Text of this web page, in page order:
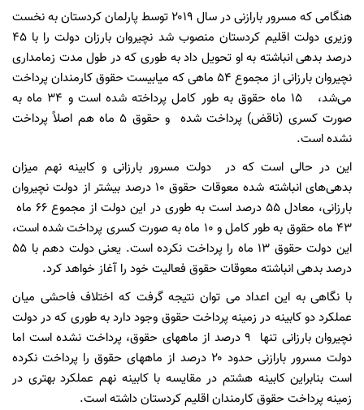
هنگامی که مسرور بارازنی در سال ۲۰۱۹ توسط پارلمان کردستان به نخست
وزیری دولت اقلیم کردستان منصوب شد نچیروان بارزان دولت را با ۴۵
درصد بدهی انباشته به او تحویل داد به طوری که در طول مدت زمامداری
نچیروان بارزانی از مجموع ۵۴ ماهی که میابیست حقوق کارمندان پرداخت
می‌شد، ۱۵ ماه حقوق به طور کامل پرداخته شده است و ۳۴ ماه به
صورت کسری (ناقض) پرداخت شده و حقوق ۵ ماه هم اصلاً پرداخت
نشده است.
این در حالی است که در دولت مسرور بارزانی و کابینه نهم میزان
بدهی‌های انباشته شده معوقات حقوق ۱۰ درصد بیشتر از دولت نچیروان
بارزانی، معادل 55 درصد است به طوری در این دولت از مجموع ۶۶ ماه
۴۳ ماه حقوق به طور کامل و ۱۰ ماه به صورت کسری پرداخت شده است،
این دولت حقوق ۱۳ ماه را پرداخت نکرده است. یعنی دولت دهم با ۵۵
درصد بدهی انباشته معوقات حقوق فعالیت خود را آغاز خواهد کرد.
با نگاهی به این اعداد می توان نتیجه گرفت که اختلاف فاحشی میان
عملکرد دو کابینه در زمینه پرداخت حقوق وجود دارد به طوری که در دولت
نچیروان بارزانی تنها ۹ درصد از ماههای حقوق، پرداخت نشده است اما
دولت مسرور بارازنی حدود ۲۰ درصد از ماههای حقوق را پرداخت نکرده
است بنابراین کابینه هشتم در مقایسه با کابینه نهم عملکرد بهتری در
زمینه پرداخت حقوق کارمندان اقلیم کردستان داشته است.